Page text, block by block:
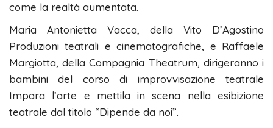
come la realtà aumentata.
Maria Antonietta Vacca, della Vito D’Agostino
Produzioni teatrali e cinematografiche, e Raffaele
Margiotta, della Compagnia Theatrum, dirigeranno i
bambini del corso di improvvisazione teatrale
Impara l’arte e mettila in scena nella esibizione
teatrale dal titolo “Dipende da noi”.